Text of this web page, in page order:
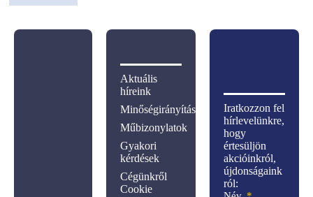
Iratkozzon fel
hírlevelünkre,
hogy
értesüljön
akcióinkról,
újdonságaink
ról:
Aktuális
híreink
Minőségirányítás
Műbizonylatok
Gyakori
kérdések
Cégünkről
Cookie